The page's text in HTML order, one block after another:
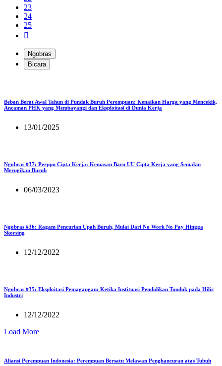
23
24
25
Ngobras
Bicara
Beban Berat Awal Tahun di Pundak Buruh Perempuan: Kenaikan Harga yang Mencekik,
Ancaman PHK yang Membayangi dan Eksploitasi di Dunia Kerja
13/01/2025
Ngobras #37: Perppu Cipta Kerja: Kemasan Baru UU Cipta Kerja yang Semakin
Merugikan Buruh
06/03/2023
Ngobras #36: Ragam Pencurian Upah Buruh, Mulai Dari No Work No Pay Hingga
Skorsing
12/12/2022
Ngobras #35: Eksploitasi Pemagangan: Ketika Instituasi Pendidikan Tunduk pada Hilir
Industri
12/12/2022
Load More
Aliansi Perempuan Indonesia: Perempuan Bersatu Melawan Penghancuran atas Tubuh